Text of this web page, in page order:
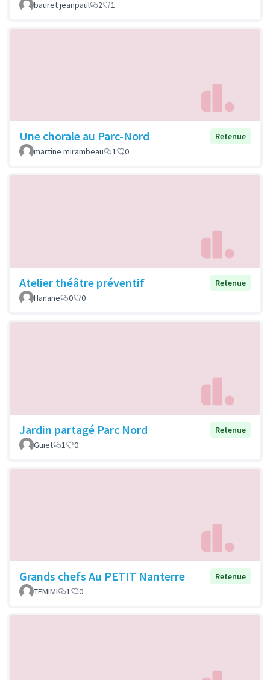
bauret jeanpaul 2 1
Une chorale au Parc-Nord
Retenue
martine mirambeau
1 0
Atelier théâtre préventif
Retenue
Hanane
0 0
Jardin partagé Parc Nord
Retenue
Guiet
1 0
Grands chefs Au PETIT Nanterre
Retenue
TEMIMI
1 0